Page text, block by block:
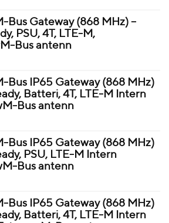
Bus Gateway (868 MHz) –
PSU, 4T, LTE-M,
Bus antenn
Bus IP65 Gateway (868 MHz)
Batteri, 4T, LTE-M Intern
Bus antenn
Bus IP65 Gateway (868 MHz)
PSU, LTE-M Intern
Bus antenn
Bus IP65 Gateway (868 MHz)
Batteri, 4T, LTE-M Intern